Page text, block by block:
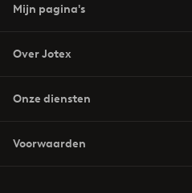
Mijn pagina's
Over Jotex
Onze diensten
Voorwaarden